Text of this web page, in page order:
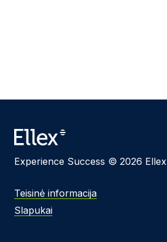
Experience Success © 2026 Ellex
Teisinė informacija
Slapukai